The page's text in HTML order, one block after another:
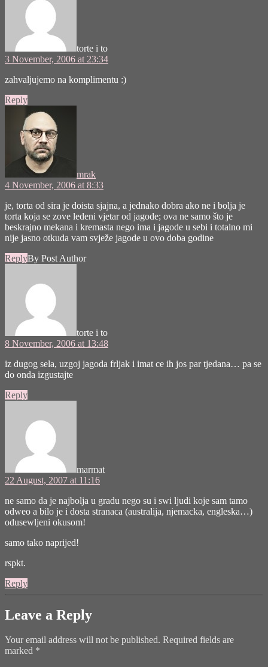
torte i to
3 November, 2006 at 23:34
zahvaljujemo na komplimentu :)
Reply
mrak
4 November, 2006 at 8:33
je, torta od sira je doista sjajna, a jednako dobra ako ne i bolja je
torta koja se zove ledeni vjetar od jagode; ova ne samo što je
beskrajno mekana i kremasta nego ima i jagode u sebi i totalno mi
nije jasno otkuda vam svježe jagode u ovo doba godine
ReplyBy Post Author
torte i to
8 November, 2006 at 13:48
iz dugog sela, uzgoj jagoda frljak i imat ce ih jos par tjedana… pa se
do onda izgustajte
Reply
marmat
22 August, 2007 at 11:16
ne samo da je najbolja u gradu nego su i swi ljudi koje sam tamo
odweo a bilo je i dosta stranaca (australija, njemacka, engleska…)
odusewljeni okusom!
samo tako naprijed!
rspkt.
Reply
Leave a Reply
Your email address will not be published. Required fields are
marked *